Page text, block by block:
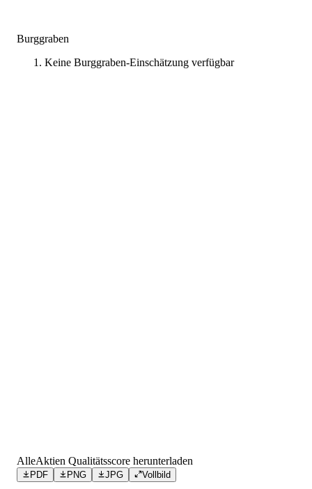
Burggraben
Keine Burggraben-Einschätzung verfügbar
AlleAktien Qualitätsscore herunterladen
PDF PNG JPG Vollbild